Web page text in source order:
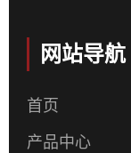
网站导航
首页
产品中心